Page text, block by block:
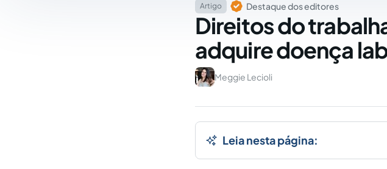
Artigo Destaque dos editores
Direitos do
adquire doença
Meggie Lecioli
Leia nesta página: